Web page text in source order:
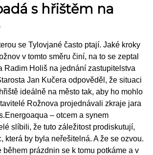
s hřištěm na
se Tylovjané často ptají. Jaké kroky
v tomto směru činí, na to se zeptal
Radim Holiš na jednání zastupitelstva
Jan Kučera odpověděl, že situaci
ideálně na město tak, aby ho mohlo
Rožnova projednávali zkraje jara
– otcem a synem
slíbili, že tuto záležitost prodiskutují,
která by byla neřešitelná. A že se ozvou.
během prázdnin se k tomu potkáme a v